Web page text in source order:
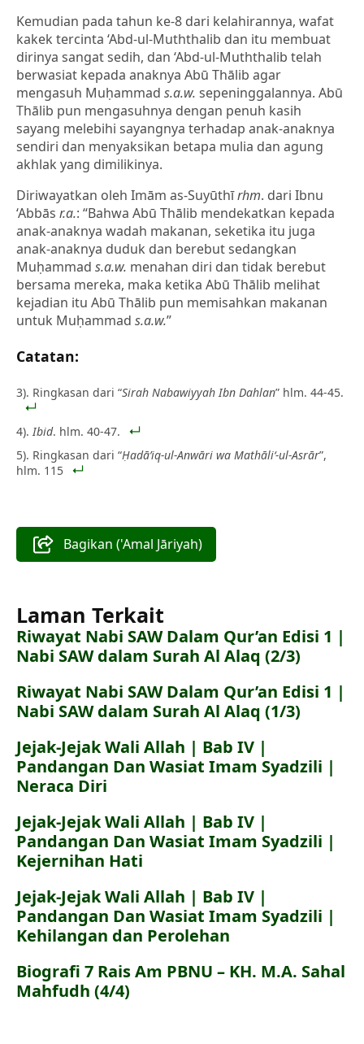
Kemudian pada tahun ke-8 dari kelahirannya, wafat
kakek tercinta ‘Abd-ul-Muththalib dan itu membuat
dirinya sangat sedih, dan ‘Abd-ul-Muththalib telah
berwasiat kepada anaknya Abū Thālib agar
mengasuh Muḥammad s.a.w. sepeninggalannya. Abū
Thālib pun mengasuhnya dengan penuh kasih
sayang melebihi sayangnya terhadap anak-anaknya
sendiri dan menyaksikan betapa mulia dan agung
akhlak yang dimilikinya.
Diriwayatkan oleh Imām as-Suyūthīrhm. dari Ibnu
‘Abbās r.a.: “Bahwa Abū Thālib mendekatkan kepada
anak-anaknya wadah makanan, seketika itu juga
anak-anaknya duduk dan berebut sedangkan
Muḥammad s.a.w. menahan diri dan tidak berebut
bersama mereka, maka ketika Abū Thālib melihat
kejadian itu Abū Thālib pun memisahkan makanan
untuk Muḥammad s.a.w.”
Catatan:
3). Ringkasan dari “Sirah Nabawiyyah Ibn Dahlan” hlm. 44-45.
4). Ibid. hlm. 40-47.
5). Ringkasan dari “Ḥadā’iq-ul-Anwāri wa Mathāli‘-ul-Asrār”,
hlm. 115
Bagikan ('Amal Jāriyah)
Laman Terkait
Riwayat Nabi SAW Dalam Qur’an Edisi 1 |
Nabi SAW dalam Surah Al Alaq (2/3)
Riwayat Nabi SAW Dalam Qur’an Edisi 1 |
Nabi SAW dalam Surah Al Alaq (1/3)
Jejak-Jejak Wali Allah | Bab IV |
Pandangan Dan Wasiat Imam Syadzili |
Neraca Diri
Jejak-Jejak Wali Allah | Bab IV |
Pandangan Dan Wasiat Imam Syadzili |
Kejernihan Hati
Jejak-Jejak Wali Allah | Bab IV |
Pandangan Dan Wasiat Imam Syadzili |
Kehilangan dan Perolehan
Biografi 7 Rais Am PBNU – KH. M.A. Sahal
Mahfudh (4/4)